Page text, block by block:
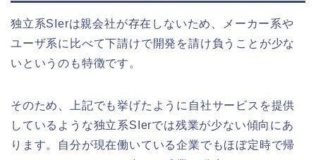
独立系SIerは親会社が存在しないため、メーカー系や
ユーザ系に比べて下請けで開発を請け負うことが少な
いというのも特徴です。
そのため、上記でも挙げたように自社サービスを提供
しているような独立系SIerでは残業が少ない傾向にあ
ります。自分が現在働いている企業でもほぼ定時で帰